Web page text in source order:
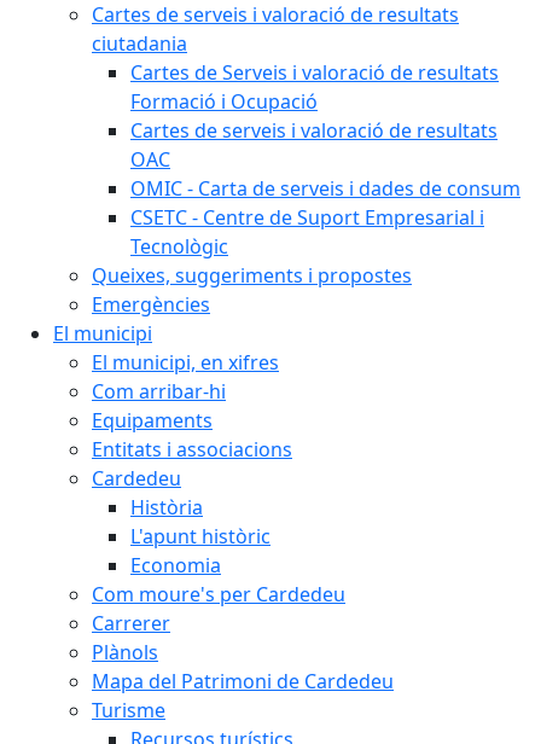
Cartes de serveis i valoració de resultats
ciutadania
Cartes de Serveis i valoració de resultats
Formació i Ocupació
Cartes de serveis i valoració de resultats
OAC
OMIC - Carta de serveis i dades de consum
CSETC - Centre de Suport Empresarial i
Tecnològic
Queixes, suggeriments i propostes
Emergències
El municipi
El municipi, en xifres
Com arribar-hi
Equipaments
Entitats i associacions
Cardedeu
Història
L'apunt històric
Economia
Com moure's per Cardedeu
Carrerer
Plànols
Mapa del Patrimoni de Cardedeu
Turisme